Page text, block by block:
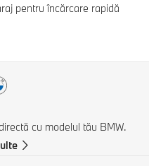
pentru încărcare rapidă
cu modelul tău BMW.